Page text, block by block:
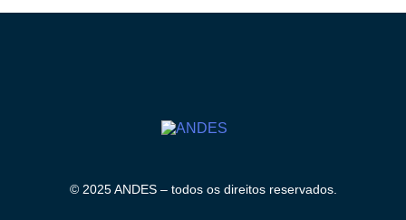
© 2025 ANDES – todos os direitos reservados.